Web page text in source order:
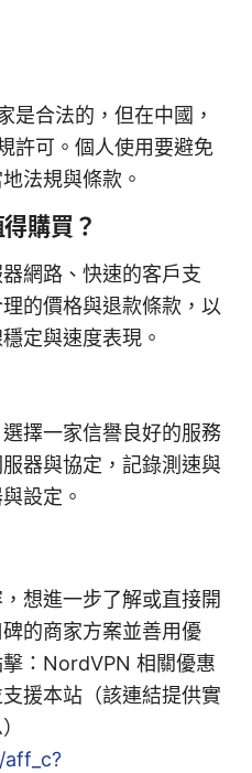
是合法的，但在中國，
許可。個人使用要避免
法規與條款。
購買？
網路、快速的客戶支
的價格與退款條款，以
定與速度表現。
擇一家信譽良好的服務
器與協定，記錄測速與
設定。
想進一步了解或直接開
的商家方案並善用優
：NordVPN 相關優惠
援本站（該連結提供實